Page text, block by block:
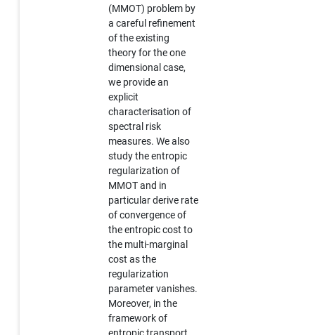
(MMOT) problem by
a careful refinement
of the existing
theory for the one
dimensional case,
we provide an
explicit
characterisation of
spectral risk
measures. We also
study the entropic
regularization of
MMOT and in
particular derive rate
of convergence of
the entropic cost to
the multi-marginal
cost as the
regularization
parameter vanishes.
Moreover, in the
framework of
entropic transport